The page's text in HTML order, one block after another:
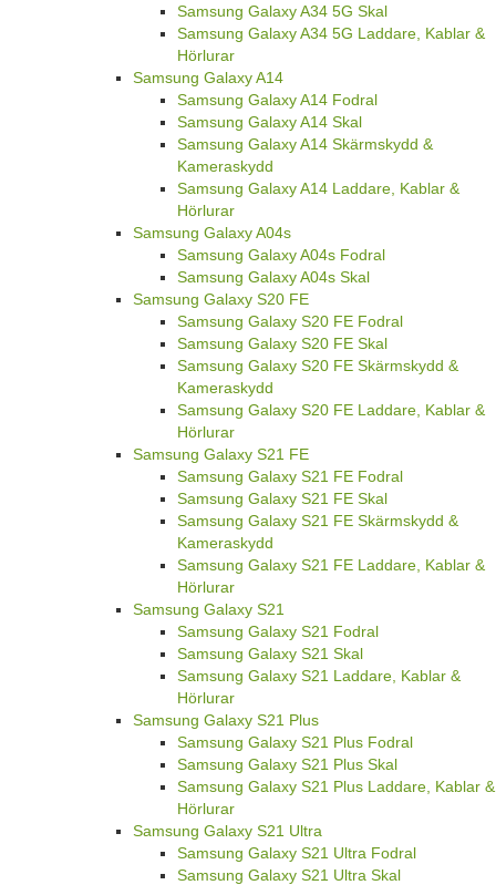
Samsung Galaxy A34 5G Skal
Samsung Galaxy A34 5G Laddare, Kablar &
Hörlurar
Samsung Galaxy A14
Samsung Galaxy A14 Fodral
Samsung Galaxy A14 Skal
Samsung Galaxy A14 Skärmskydd &
Kameraskydd
Samsung Galaxy A14 Laddare, Kablar &
Hörlurar
Samsung Galaxy A04s
Samsung Galaxy A04s Fodral
Samsung Galaxy A04s Skal
Samsung Galaxy S20 FE
Samsung Galaxy S20 FE Fodral
Samsung Galaxy S20 FE Skal
Samsung Galaxy S20 FE Skärmskydd &
Kameraskydd
Samsung Galaxy S20 FE Laddare, Kablar &
Hörlurar
Samsung Galaxy S21 FE
Samsung Galaxy S21 FE Fodral
Samsung Galaxy S21 FE Skal
Samsung Galaxy S21 FE Skärmskydd &
Kameraskydd
Samsung Galaxy S21 FE Laddare, Kablar &
Hörlurar
Samsung Galaxy S21
Samsung Galaxy S21 Fodral
Samsung Galaxy S21 Skal
Samsung Galaxy S21 Laddare, Kablar &
Hörlurar
Samsung Galaxy S21 Plus
Samsung Galaxy S21 Plus Fodral
Samsung Galaxy S21 Plus Skal
Samsung Galaxy S21 Plus Laddare, Kablar &
Hörlurar
Samsung Galaxy S21 Ultra
Samsung Galaxy S21 Ultra Fodral
Samsung Galaxy S21 Ultra Skal